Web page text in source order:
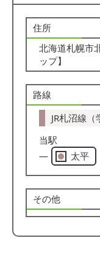
住所
北海道札幌市
ップ】
路線
JR札沼線（
当駅
―
太平
その他